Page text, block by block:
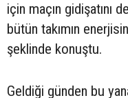
için maçın gidişatını
bütün takımın
şeklinde konuştu.
Geldiği günden bu